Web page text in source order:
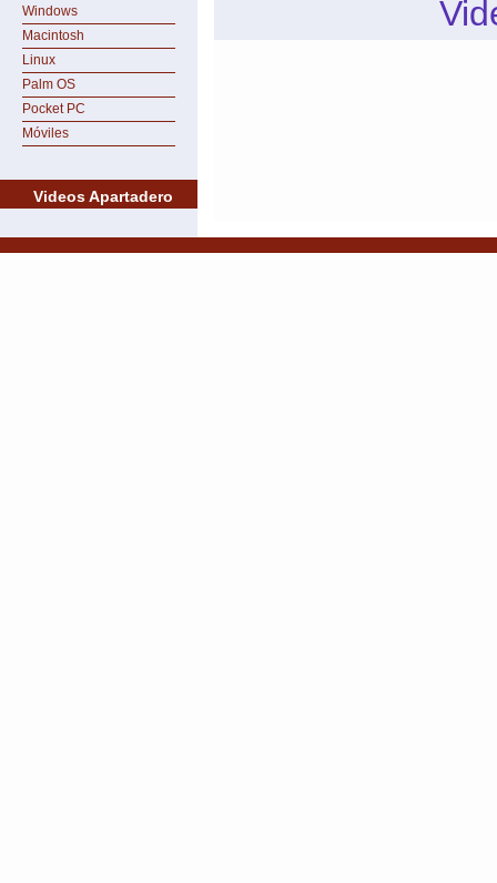
Windows
Macintosh
Linux
Palm OS
Pocket PC
Móviles
Videos Apartadero